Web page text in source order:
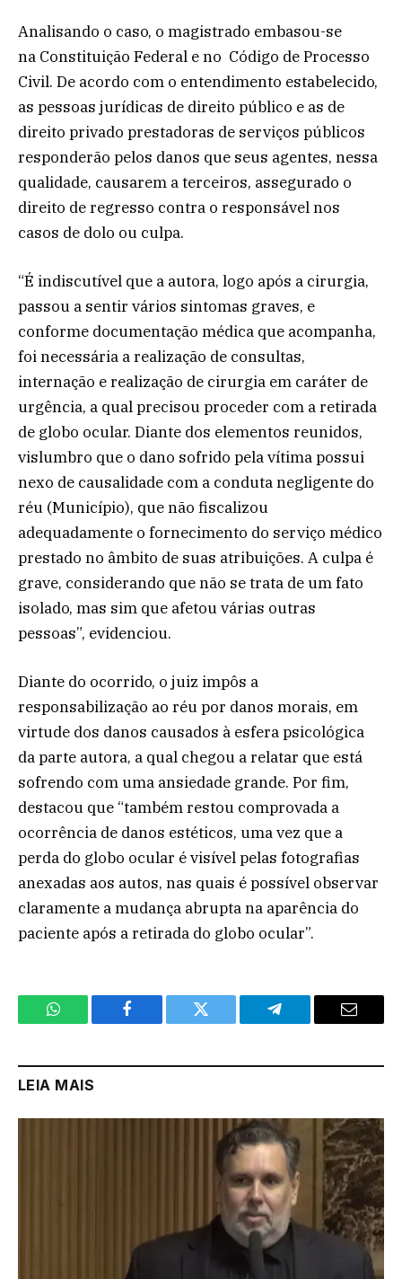
Analisando o caso, o magistrado embasou-se
na Constituição Federal e no Código de Processo
Civil. De acordo com o entendimento estabelecido,
as pessoas jurídicas de direito público e as de
direito privado prestadoras de serviços públicos
responderão pelos danos que seus agentes, nessa
qualidade, causarem a terceiros, assegurado o
direito de regresso contra o responsável nos
casos de dolo ou culpa.
“É indiscutível que a autora, logo após a cirurgia,
passou a sentir vários sintomas graves, e
conforme documentação médica que acompanha,
foi necessária a realização de consultas,
internação e realização de cirurgia em caráter de
urgência, a qual precisou proceder com a retirada
de globo ocular. Diante dos elementos reunidos,
vislumbro que o dano sofrido pela vítima possui
nexo de causalidade com a conduta negligente do
réu (Município), que não fiscalizou
adequadamente o fornecimento do serviço médico
prestado no âmbito de suas atribuições. A culpa é
grave, considerando que não se trata de um fato
isolado, mas sim que afetou várias outras
pessoas”, evidenciou.
Diante do ocorrido, o juiz impôs a
responsabilização ao réu por danos morais, em
virtude dos danos causados à esfera psicológica
da parte autora, a qual chegou a relatar que está
sofrendo com uma ansiedade grande. Por fim,
destacou que “também restou comprovada a
ocorrência de danos estéticos, uma vez que a
perda do globo ocular é visível pelas fotografias
anexadas aos autos, nas quais é possível observar
claramente a mudança abrupta na aparência do
paciente após a retirada do globo ocular”.
WhatsApp Facebook Twitter Telegram Email
LEIA MAIS